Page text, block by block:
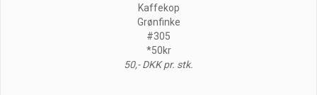
Kaffekop
Grønfinke
#305
*50kr
50,- DKK pr. stk.